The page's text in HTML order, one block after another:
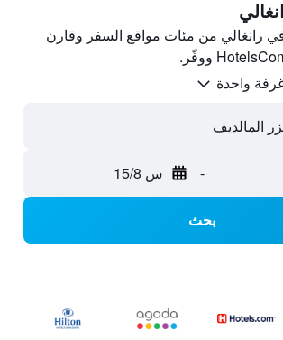
رانغالي من مئات مواقع السفر وقارن
المالديف
- س 15/8
بحث